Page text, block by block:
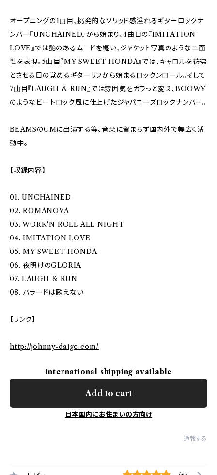
オープニングの1曲目、挑発的なソリッド感溢れるギターロックナ
ンバー『UNCHAINED』から始まり、4曲目の『IMITATION
LOVE』では艶のあるムードを纏い、ジャケット写真のような二面
性を表現。5曲目『MY SWEET HONDA』では、キャロルを彷彿
とさせる目の覚めるギターリフから始まるロックンロール。そして
7曲目『LAUGH & RUN』では雰囲気をガラっと変え、BOOWY
のようなビートロック風に仕上げたジャパニーズロックナンバー。
BEAMSのCMに出演する等、音楽に留まらず国内外で幅広く活
動中。
【収録内容】
01. UNCHAINED
02. ROMANOVA
03. WORK'N ROLL ALL NIGHT
04. IMITATION LOVE
05. MY SWEET HONDA
06. 夜明けのGLORIA
07. LAUGH & RUN
08. バラードは歌えない
【リンク】
http://johnny-daigo.com/
International shipping available
Add to cart
日本国内にお住まいの方向け
通報する